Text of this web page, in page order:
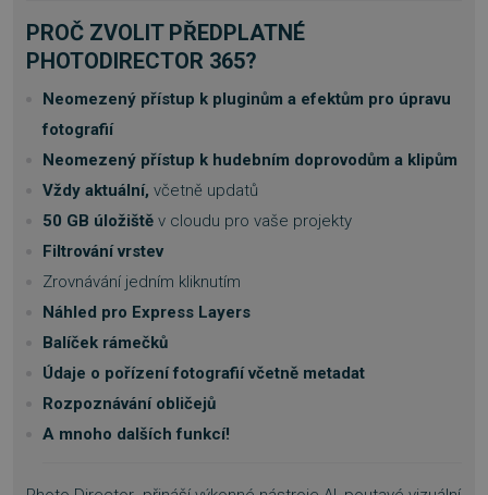
PROČ ZVOLIT PŘEDPLATNÉ
PHOTODIRECTOR 365?
Neomezený přístup k pluginům a efektům pro úpravu
fotografií
Neomezený přístup k hudebním doprovodům a klipům
Vždy aktuální, včetně updatů
50 GB úložiště v cloudu pro vaše projekty
Filtrování vrstev
Zrovnávání jedním kliknutím
Náhled pro Express Layers
Balíček rámečků
Údaje o pořízení fotografií včetně metadat
Rozpoznávání obličejů
A mnoho dalších funkcí!